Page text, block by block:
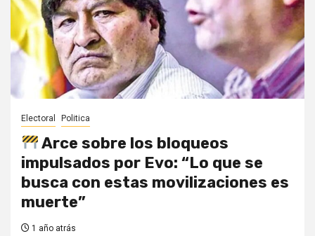
Electoral Politica
Arce sobre los bloqueos
impulsados por Evo: “Lo que se
busca con estas movilizaciones es
muerte”
1 año atrás